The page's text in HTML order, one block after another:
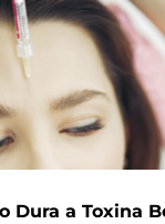
Dura a Toxina